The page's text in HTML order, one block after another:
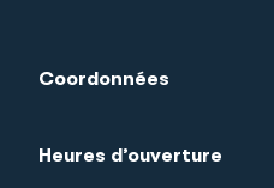
Coordonnées
Heures d’ouverture